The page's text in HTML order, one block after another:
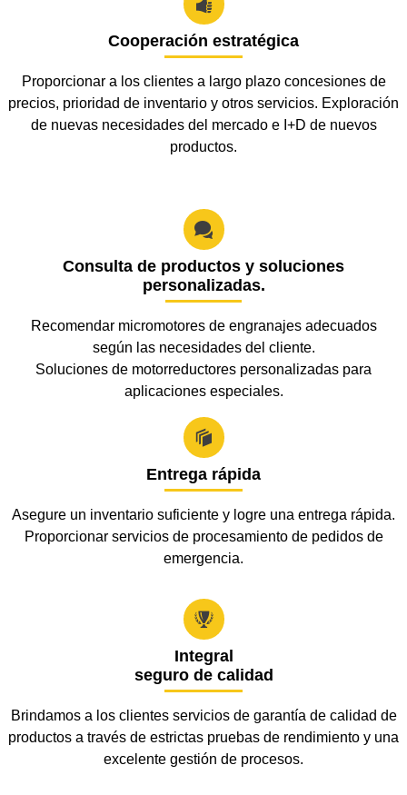
Cooperación estratégica
Proporcionar a los clientes a largo plazo concesiones de
precios, prioridad de inventario y otros servicios. Exploración
de nuevas necesidades del mercado e I+D de nuevos
productos.

Consulta de productos y soluciones
personalizadas.
Recomendar micromotores de engranajes adecuados
según las necesidades del cliente.
Soluciones de motorreductores personalizadas para
aplicaciones especiales.

Entrega rápida
Asegure un inventario suficiente y logre una entrega rápida.
Proporcionar servicios de procesamiento de pedidos de
emergencia.

Integral
seguro de calidad
Brindamos a los clientes servicios de garantía de calidad de
productos a través de estrictas pruebas de rendimiento y una
excelente gestión de procesos.